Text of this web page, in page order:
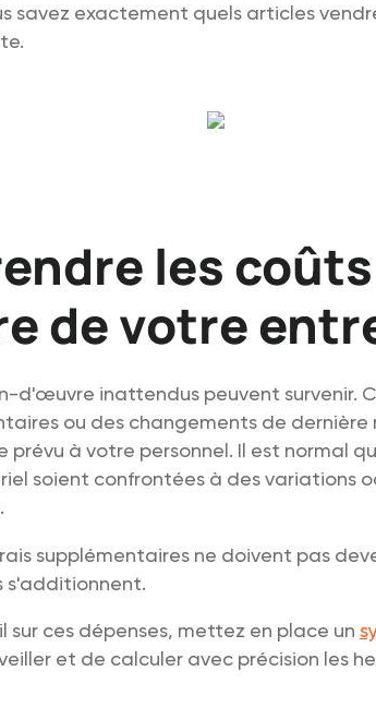
savez exactement quels articles
les
de votre
d'œuvre inattendus peuvent survenir.
ou des changements de
prévu à votre personnel. Il est normal
soient confrontées à des variations
supplémentaires ne doivent pas
s'additionnent.
sur ces dépenses, mettez en place un
et de calculer avec précision les